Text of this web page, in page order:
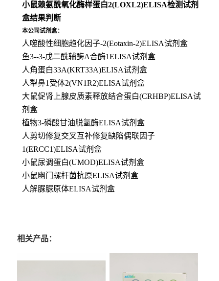
小鼠赖氨酰氧化酶样蛋白2(LOXL2)ELISA检测试剂
盒结果判断
本公司试剂盒：
人噬酸性细胞趋化因子-2(Eotaxin-2)ELISA试剂盒
鱼3--3-戊二酰辅酶A合酶1ELISA试剂盒
人角蛋白33A(KRT33A)ELISA试剂盒
人犁鼻1受体2(VN1R2)ELISA试剂盒
大鼠促肾上腺皮质素释放结合蛋白(CRHBP)ELISA试
剂盒
植物3-磷酸甘油脱氢酶ELISA试剂盒
人剪切修复交叉互补修复缺陷偶联因子
1(ERCC1)ELISA试剂盒
小鼠尿调蛋白(UMOD)ELISA试剂盒
小鼠幽门螺杆菌抗原ELISA试剂盒
人解脲脲原体ELISA试剂盒
相关产品：